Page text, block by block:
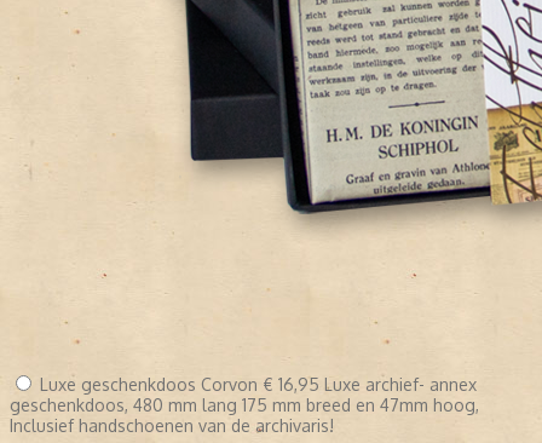
Luxe geschenkdoos Corvon € 16,95 Luxe archief- annex
geschenkdoos, 480 mm lang 175 mm breed en 47mm hoog,
Inclusief handschoenen van de archivaris!